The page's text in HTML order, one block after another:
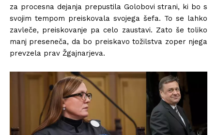
za procesna dejanja prepustila Golobovi strani, ki bo s
svojim tempom preiskovala svojega šefa. To se lahko
zavleče, preiskovanje pa celo zaustavi. Zato še toliko
manj preseneča, da bo preiskavo tožilstva zoper njega
prevzela prav Žgajnarjeva.